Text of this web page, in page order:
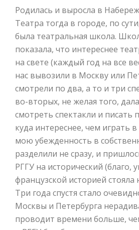
Родилась и выросла в
Театра тогда в городе, по
была театральная школа.
показала, что интереснее
на свете (каждый год на все
нас вывозили в Москву или
смотрели по два, а то и три
во-вторых, не желая того,
смотреть спектакли и писать
куда интереснее, чем играть
мою убежденность в
разделили не сразу, и
РГГУ на исторический (благо,
французской историей стояла
Три года спустя стало
Москвы и Петербурга
проводит времени больше,